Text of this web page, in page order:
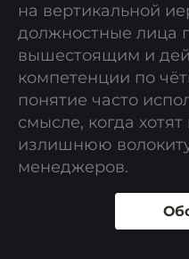
на вертикальной
должностные лица
вышестоящим и
компетенции по
понятие часто
смысле, когда
излишнюю
менеджеров.